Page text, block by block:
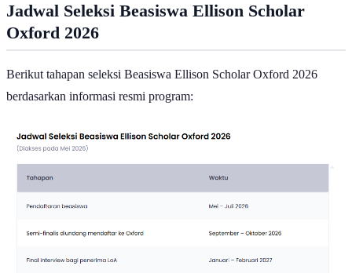
Jadwal Seleksi Beasiswa Ellison Scholar
Oxford 2026
Berikut tahapan seleksi Beasiswa Ellison Scholar Oxford 2026
berdasarkan informasi resmi program: